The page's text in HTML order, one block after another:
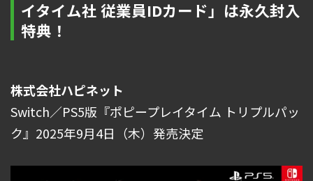
イタイム社 従業員IDカード」は永久封入
特典！
株式会社ハピネット
Switch／PS5版『ポピープレイタイム トリプルパッ
ク』2025年9月4日（木）発売決定